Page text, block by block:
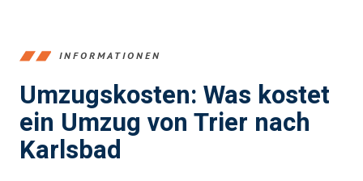
INFORMATIONEN
Umzugskosten: Was kostet
ein Umzug von Trier nach
Karlsbad